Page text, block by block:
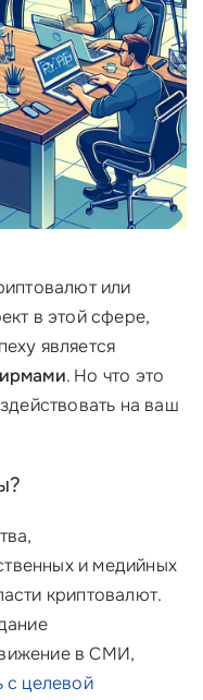
или
в этой сфере,
является
. Но что это
на ваш
и медийных
криптовалют.
в СМИ,
с целевой